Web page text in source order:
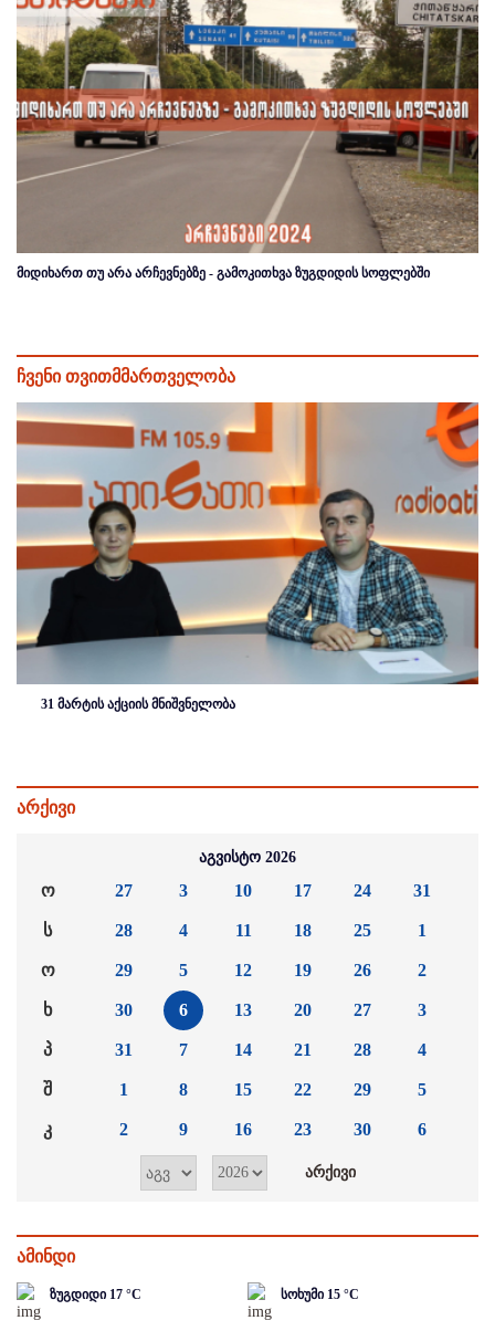
მიდიხართ თუ არა არჩევნებზე - გამოკითხვა ზუგდიდის სოფლებში
ჩვენი თვითმმართველობა
31 მარტის აქციის მნიშვნელობა
არქივი
აგვისტო 2026
ო
ს
ო
ხ
პ
შ
კ
27
28
29
30
31
1
2
3
4
5
6
7
8
9
10
11
12
13
14
15
16
17
18
19
20
21
22
23
24
25
26
27
28
29
30
31
1
2
3
4
5
6
ამინდი
ზუგდიდი 17 °C სოხუმი 15 °C